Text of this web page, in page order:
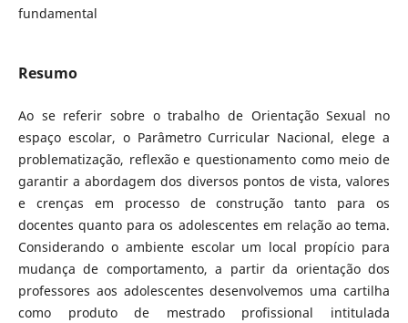
fundamental
Resumo
Ao se referir sobre o trabalho de Orientação Sexual no
espaço escolar, o Parâmetro Curricular Nacional, elege a
problematização, reflexão e questionamento como meio de
garantir a abordagem dos diversos pontos de vista, valores
e crenças em processo de construção tanto para os
docentes quanto para os adolescentes em relação ao tema.
Considerando o ambiente escolar um local propício para
mudança de comportamento, a partir da orientação dos
professores aos adolescentes desenvolvemos uma cartilha
como produto de mestrado profissional intitulada